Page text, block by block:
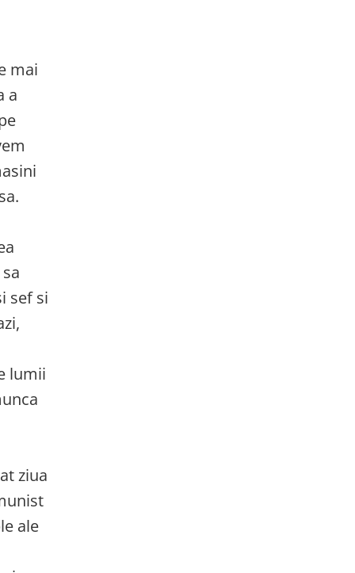
mai
a
sef si
lumii
ziua
ale